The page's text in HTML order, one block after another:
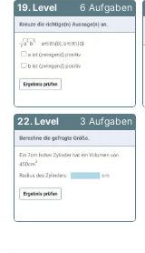
19. Level 6 Aufgaben
22. Level 3 Aufgaben